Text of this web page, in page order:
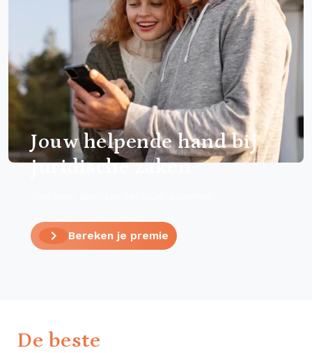
Jouw helpende hand bij
juridische zaken
Bereken je premie
De beste